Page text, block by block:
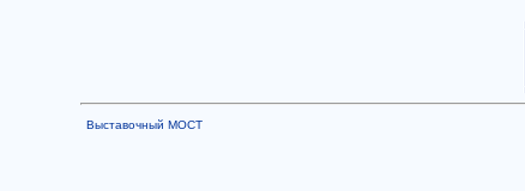
Выставочный МОСТ